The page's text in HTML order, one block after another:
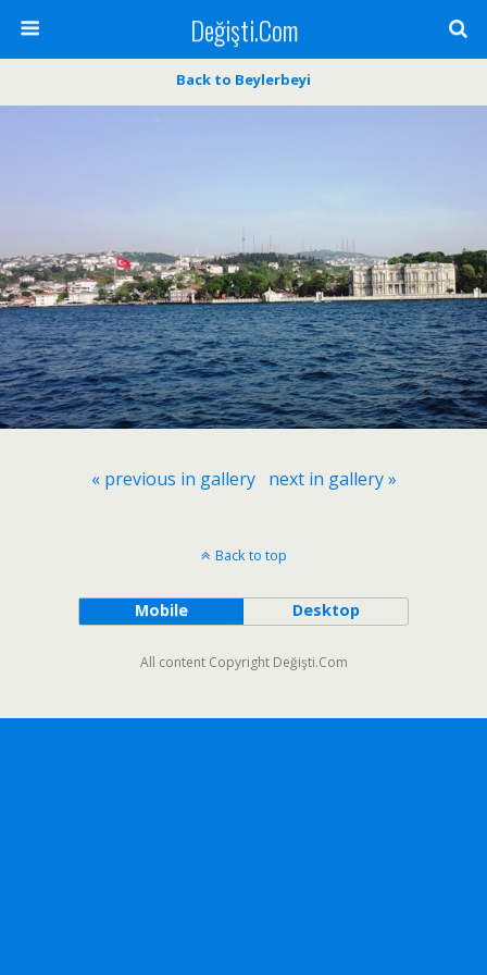
Değişti.Com
Back to Beylerbeyi
« previous in gallery next in gallery »
Back to top
Mobile Desktop
All content Copyright Değişti.Com